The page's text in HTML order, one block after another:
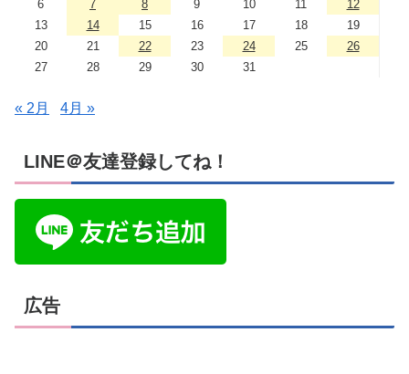
6 7 8 9 10 11
12
13
14 15 16 17 18
19
20
21 22 23 24 25
26
27
28 29 30 31
« 2月 4月 »
LINE＠友達登録してね！
広告